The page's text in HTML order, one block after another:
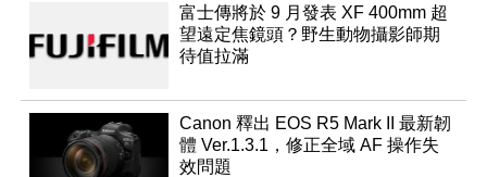
富士傳將於 9 月發表 XF 400mm 超
望遠定焦鏡頭？野生動物攝影師期
待值拉滿
Canon 釋出 EOS R5 Mark II 最新韌
體 Ver.1.3.1，修正全域 AF 操作失
效問題